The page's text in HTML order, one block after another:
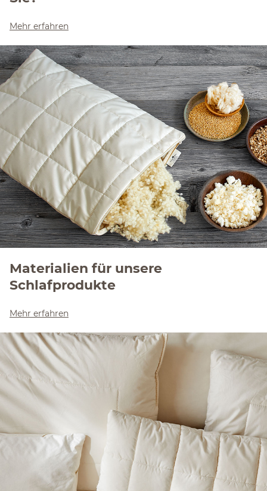
Mehr erfahren
Materialien für unsere
Schlafprodukte
Mehr erfahren